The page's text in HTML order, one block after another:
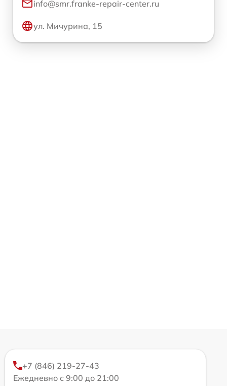
info@smr.franke-repair-center.ru
ул. Мичурина, 15
+7 (846) 219-27-43
Ежедневно с 9:00 до 21:00